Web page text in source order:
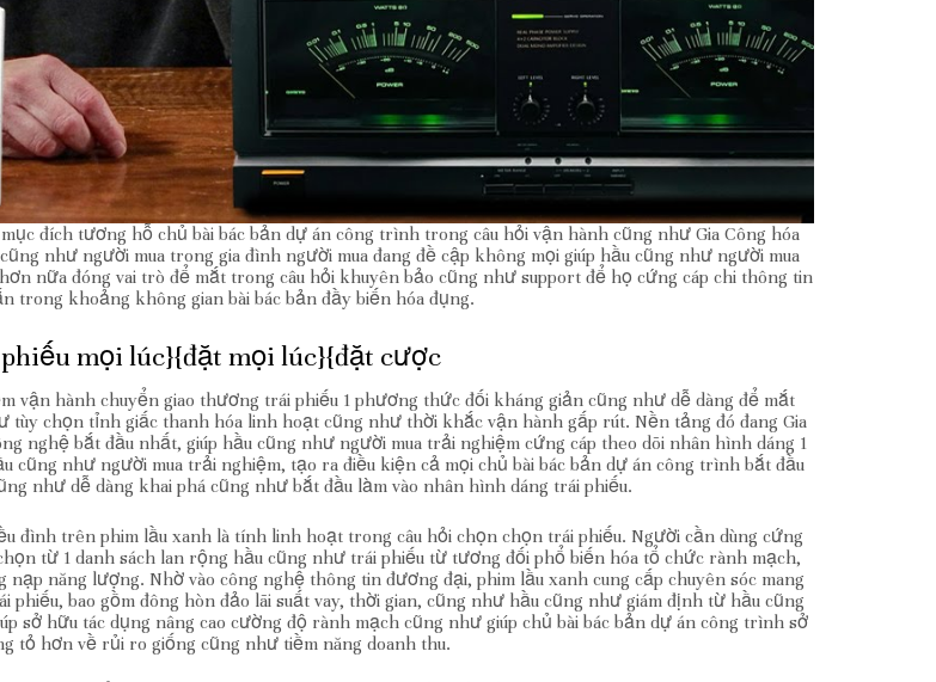
đích tương hỗ chủ bài bác bản dự án công trình trong câu hỏi vận hành cũng như Gia Công hóa
như người mua trong gia đình người mua đang đề cập không mọi giúp hầu cũng như người mua
nữa đóng vai trò để mắt trong câu hỏi khuyên bảo cũng như support để họ cứng cáp chi thông tin
trong khoảng không gian bài bác bản đầy biến hóa đụng.
mọi lúc}{đặt mọi lúc}{đặt cược
vận hành chuyển giao thương trái phiếu 1 phương thức đối kháng giản cũng như dễ dàng để mắt
tùy chọn tỉnh giấc thanh hóa linh hoạt cũng như thời khắc vận hành gấp rút. Nền tảng đó đang Gia
nghệ bắt đầu nhất, giúp hầu cũng như người mua trải nghiệm cứng cáp theo dõi nhân hình dáng 1
cũng như người mua trải nghiệm, tạo ra điều kiện cả mọi chủ bài bác bản dự án công trình bắt đầu
như dễ dàng khai phá cũng như bắt đầu làm vào nhân hình dáng trái phiếu.
đình trên phim lầu xanh là tính linh hoạt trong câu hỏi chọn chọn trái phiếu. Người cần dùng cứng
từ 1 danh sách lan rộng hầu cũng như trái phiếu từ tương đối phổ biến hóa tổ chức rành mạch,
năng lượng. Nhờ vào công nghệ thông tin đương đại, phim lầu xanh cung cấp chuyên sóc mang
bao gồm đông hòn đảo lãi suất vay, thời gian, cũng như hầu cũng như giám định từ hầu cũng
hữu tác dụng nâng cao cường độ rành mạch cũng như giúp chủ bài bác bản dự án công trình sở
tỏ hơn về rủi ro giống cũng như tiềm năng doanh thu.